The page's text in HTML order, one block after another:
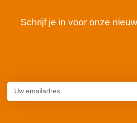
Schrijf je in voor onze